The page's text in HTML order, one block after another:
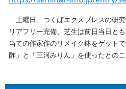
土曜日、つくばエクスプレスの研
リアフリー完備、芝生は前日当日と
当ての作家作のリメイク鉢をゲット
酢」と「三河みりん」を使ったとの